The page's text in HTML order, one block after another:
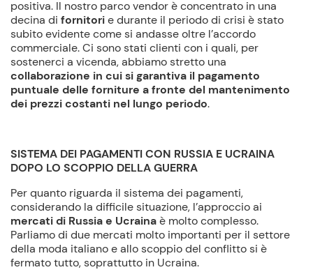
positiva. Il nostro parco vendor è concentrato in una
decina di fornitorie durante il periodo di crisi è stato
subito evidente come si andasse oltre l’accordo
commerciale. Ci sono stati clienti con i quali, per
sostenerci a vicenda, abbiamo stretto una
collaborazione in cui si garantiva il pagamento
puntuale delle forniture a fronte del mantenimento
dei prezzi costanti nel lungo periodo.
SISTEMA DEI PAGAMENTI CON RUSSIA E UCRAINA
DOPO LO SCOPPIO DELLA GUERRA
Per quanto riguarda il sistema dei pagamenti,
considerando la difficile situazione, l’approccio ai
mercati di Russia e Ucrainaè molto complesso.
Parliamo di due mercati molto importanti per il settore
della moda italiano e allo scoppio del conflitto si è
fermato tutto, soprattutto in Ucraina.